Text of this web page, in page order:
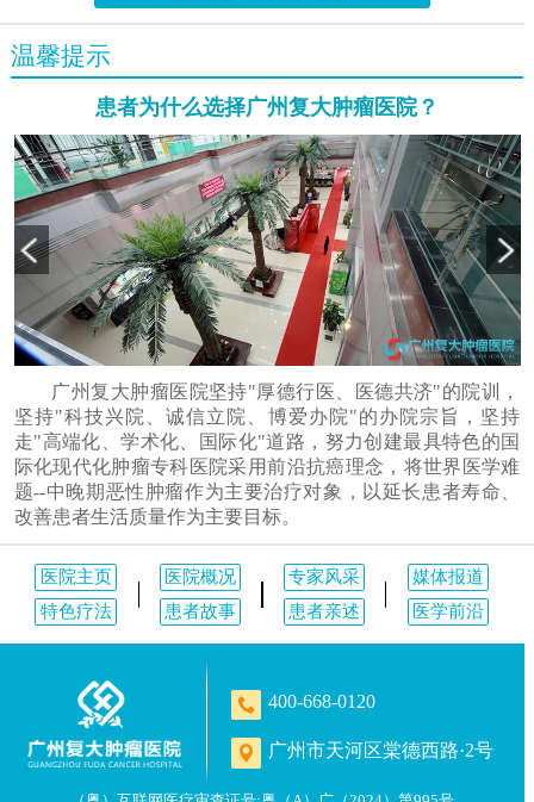
温馨提示
患者为什么选择广州复大肿瘤医院？
广州复大肿瘤医院坚持"厚德行医、医德共济"的院训，
坚持"科技兴院、诚信立院、博爱办院"的办院宗旨，坚持
走"高端化、学术化、国际化"道路，努力创建最具特色的国
际化现代化肿瘤专科医院采用前沿抗癌理念，将世界医学难
题--中晚期恶性肿瘤作为主要治疗对象，以延长患者寿命、
改善患者生活质量作为主要目标。
医院主页 医院概况 专家风采
媒体报道
特色疗法
患者故事 患者亲述 医学前沿
400-668-0120
广州市天河区棠德西路·2号